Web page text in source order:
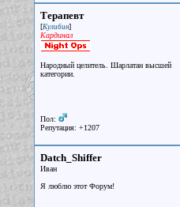
Терапевт
[Кулибин]
Кардинал
Народный целитель. Шарлатан высшей
категории.
Пол:
Репутация: +1207
Datch_Shiffer
Иван
Я люблю этот Форум!